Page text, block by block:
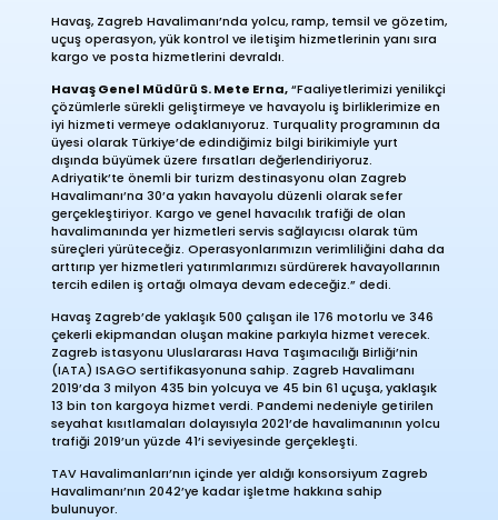
Havaş, Zagreb Havalimanı’nda yolcu, ramp, temsil ve gözetim,
uçuş operasyon, yük kontrol ve iletişim hizmetlerinin yanı sıra
kargo ve posta hizmetlerini devraldı.
Havaş Genel Müdürü S. Mete Erna,“Faaliyetlerimizi yenilikçi
çözümlerle sürekli geliştirmeye ve havayolu iş birliklerimize en
iyi hizmeti vermeye odaklanıyoruz. Turquality programının da
üyesi olarak Türkiye’de edindiğimiz bilgi birikimiyle yurt
dışında büyümek üzere fırsatları değerlendiriyoruz.
Adriyatik’te önemli bir turizm destinasyonu olan Zagreb
Havalimanı’na 30’a yakın havayolu düzenli olarak sefer
gerçekleştiriyor. Kargo ve genel havacılık trafiği de olan
havalimanında yer hizmetleri servis sağlayıcısı olarak tüm
süreçleri yürüteceğiz. Operasyonlarımızın verimliliğini daha da
arttırıp yer hizmetleri yatırımlarımızı sürdürerek havayollarının
tercih edilen iş ortağı olmaya devam edeceğiz.” dedi.
Havaş Zagreb’de yaklaşık 500 çalışan ile 176 motorlu ve 346
çekerli ekipmandan oluşan makine parkıyla hizmet verecek.
Zagreb istasyonu Uluslararası Hava Taşımacılığı Birliği’nin
(IATA) ISAGO sertifikasyonuna sahip. Zagreb Havalimanı
2019’da 3 milyon 435 bin yolcuya ve 45 bin 61 uçuşa, yaklaşık
13 bin ton kargoya hizmet verdi. Pandemi nedeniyle getirilen
seyahat kısıtlamaları dolayısıyla 2021’de havalimanının yolcu
trafiği 2019’un yüzde 41’i seviyesinde gerçekleşti.
TAV Havalimanları’nın içinde yer aldığı konsorsiyum Zagreb
Havalimanı’nın 2042’ye kadar işletme hakkına sahip
bulunuyor.